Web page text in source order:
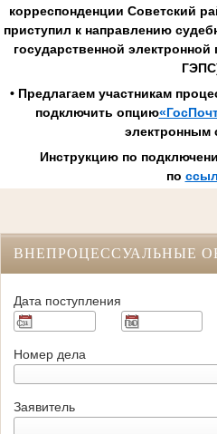
корреспонденции Советский
приступил к направлению
государственной
• Предлагаем участникам
подключить опцию
электронным
Инструкцию по
по
ВНЕПРОЦЕССУАЛЬНЫЕ
Дата поступления
Номер дела
Заявитель